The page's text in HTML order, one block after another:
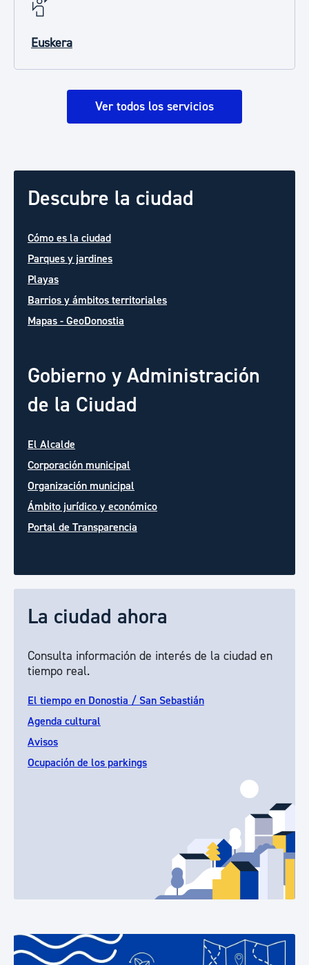
Euskera
Ver todos los servicios
Descubre la ciudad
Cómo es la ciudad
Parques y jardines
Playas
Barrios y ámbitos territoriales
Mapas - GeoDonostia
Gobierno y Administración
de la Ciudad
El Alcalde
Corporación municipal
Organización municipal
Ámbito jurídico y económico
Portal de Transparencia
La ciudad ahora
Consulta información de interés de la ciudad en
tiempo real.
El tiempo en Donostia / San Sebastián
Agenda cultural
Avisos
Ocupación de los parkings